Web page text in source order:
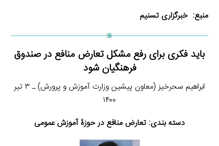
منبع:خبرگزاری تسنیم
باید فکری برای رفع مشکل تعارض منافع در صندوق
فرهنگیان شود
ابراهیم سحرخیز (معاون پیشین وزارت آموزش و پرورش) ـ ۳ تیر
۱۴۰۰
دسته بندی: تعارض منافع در حوزۀ آموزش عمومی